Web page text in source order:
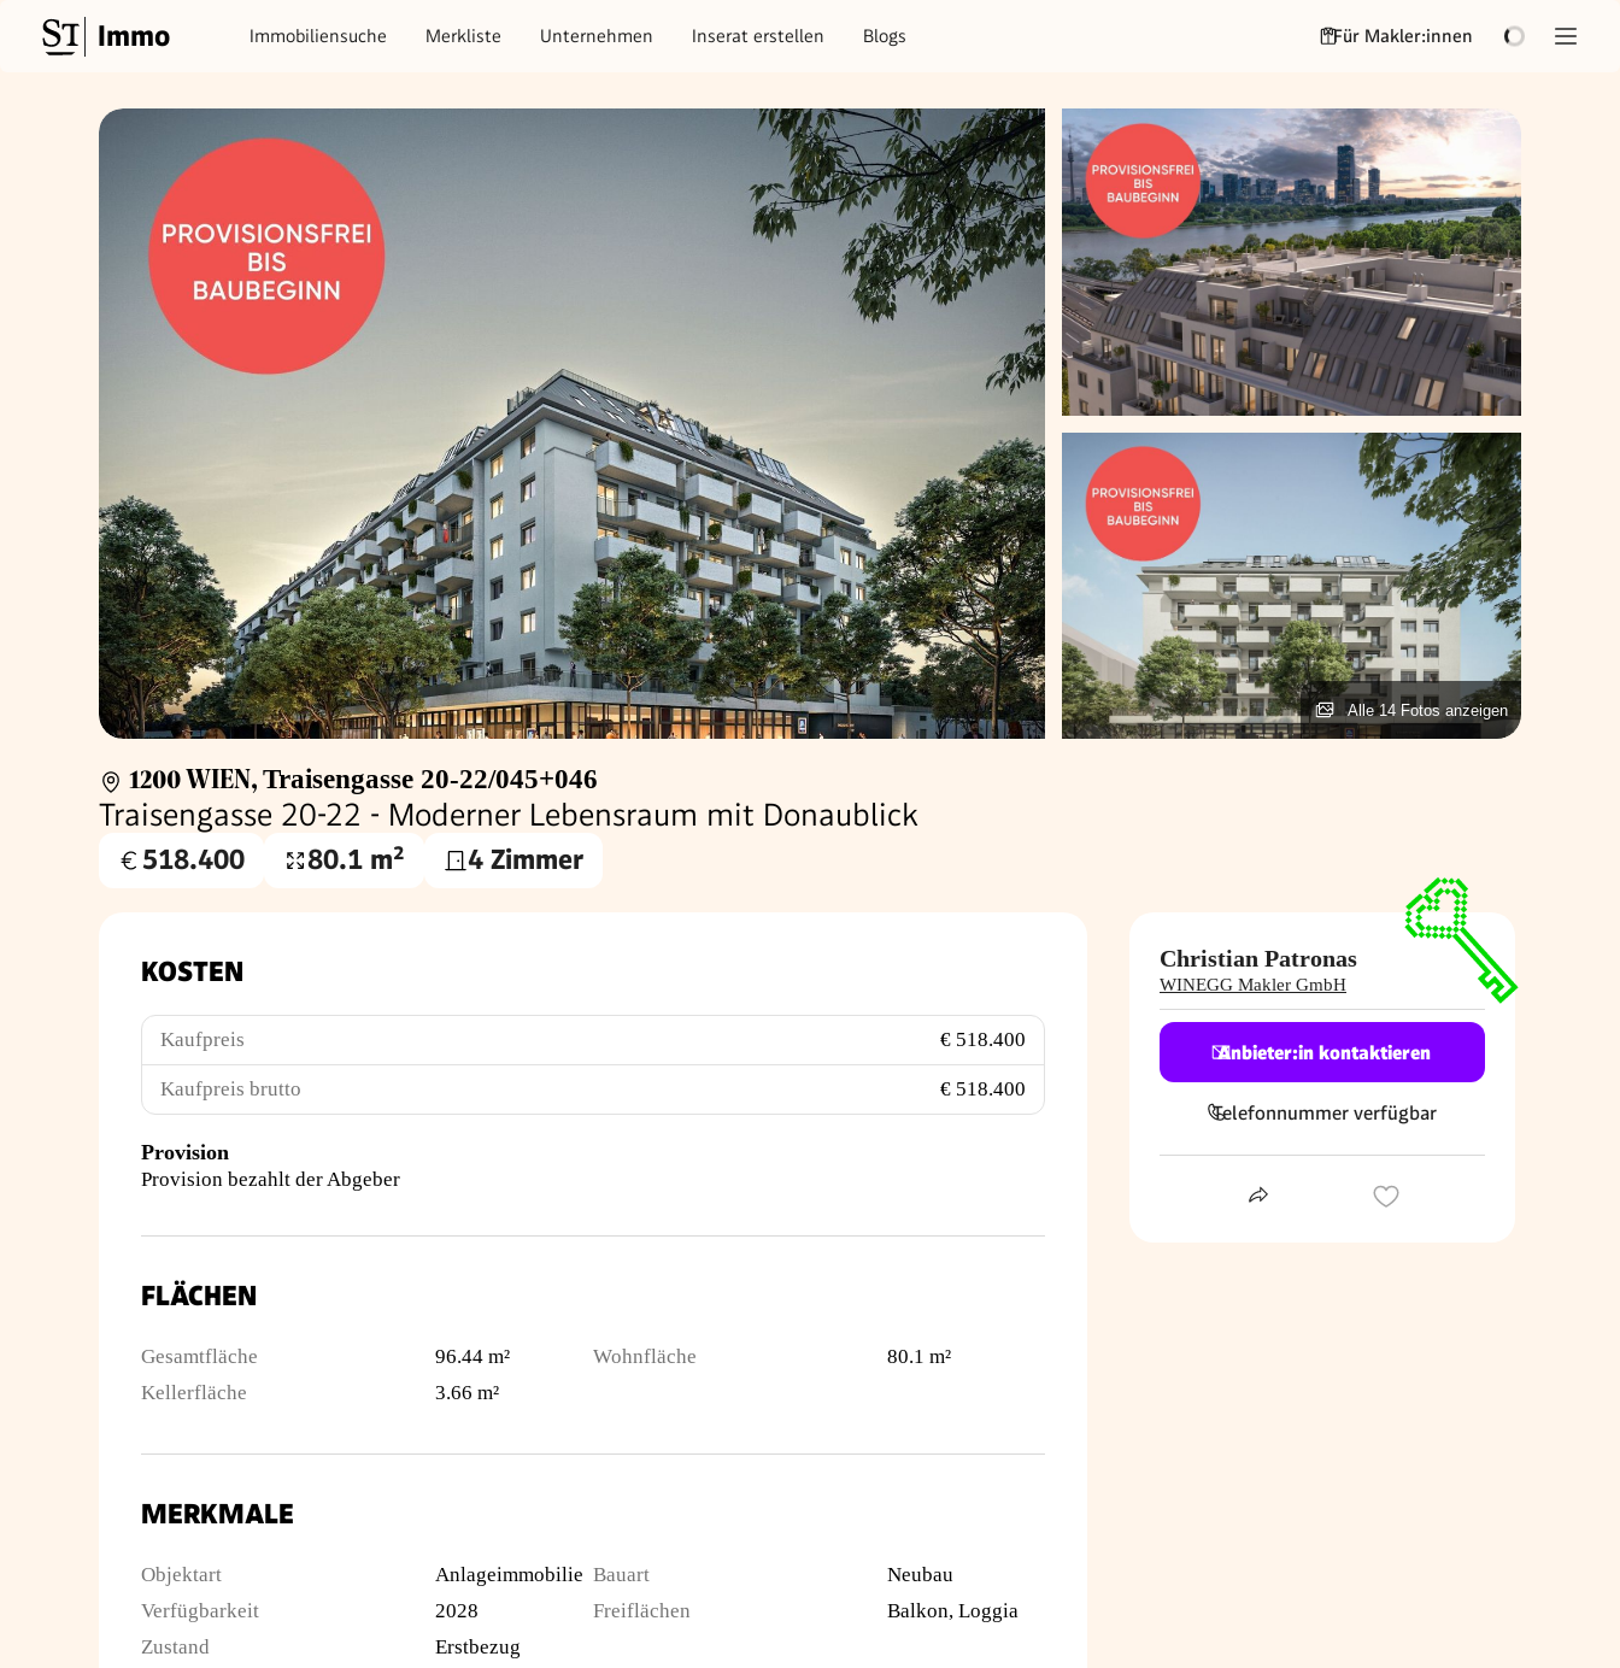
Immo Immobiliensuche Merkliste Unternehmen Inserat erstellen Blogs Für Makler:innen
Alle 14 Fotos anzeigen
1200 WIEN, Traisengasse 20-22/045+046
Traisengasse 20-22 - Moderner Lebensraum mit Donaublick
Kaufpreis
518.400
Wohnfläche
80.1 m² 4 Zimmer
KOSTEN
Kaufpreis € 518.400
Kaufpreis brutto € 518.400
Provision
Provision bezahlt der Abgeber
FLÄCHEN
Gesamtfläche
96.44 m²
Kellerfläche
3.66 m²
Wohnfläche 80.1 m²
MERKMALE
Objektart
Anlageimmobilie
Verfügbarkeit
2028
Zustand
Erstbezug
Bauart
Neubau
Freiflächen
Balkon, Loggia
Christian Patronas
WINEGG Makler GmbH
Anbieter:in kontaktieren
Telefonnummer verfügbar